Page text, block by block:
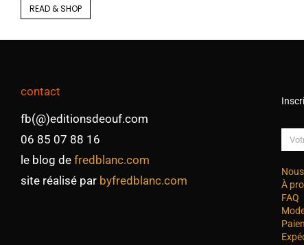
READ & SHOP
contact
fb(@)editionsdeouf.com
06 85 07 88 16
le blog de fredblanc.com
site réalisé par byfredblanc.com
À
FAQ